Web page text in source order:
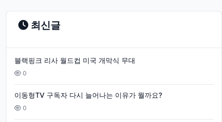
최신글
블랙핑크 리사 월드컵 미국 개막식 무대
0
이동형TV 구독자 다시 늘어나는 이유가 뭘까요?
0